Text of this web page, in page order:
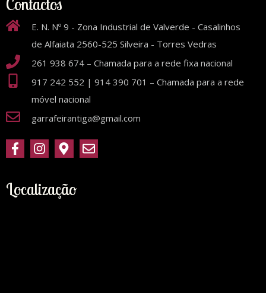
Contactos
E. N. Nº 9 - Zona Industrial de Valverde - Casalinhos
de Alfaiata 2560-525 Silveira - Torres Vedras
261 938 674 – Chamada para a rede fixa nacional
917 242 552 | 914 390 701 – Chamada para a rede
móvel nacional
garrafeirantiga@gmail.com
Localização